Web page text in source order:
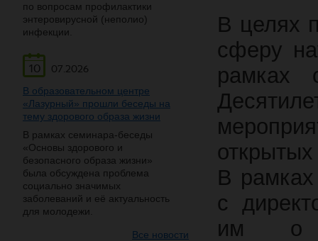
по вопросам профилактики
энтеровирусной (неполио)
инфекции.
10
07.2026
В образовательном центре
«Лазурный» прошли беседы на
тему здорового образа жизни
В рамках семинара-беседы
«Основы здорового и
безопасного образа жизни»
была обсуждена проблема
социально значимых
заболеваний и её актуальность
для молодежи.
Все новости
В целях
сферу
рамках
В
с
им о